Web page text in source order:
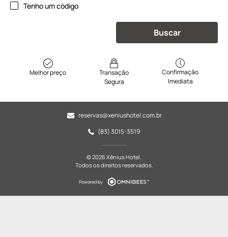
Tenho um código
Buscar
Melhor preço
Transação
Segura
Confirmação
Imediata
reservas@xeniushotel.com.br
(83) 3015-3519
© 2026 Xênius Hotel.
Todos os direitos reservados.
Powered by